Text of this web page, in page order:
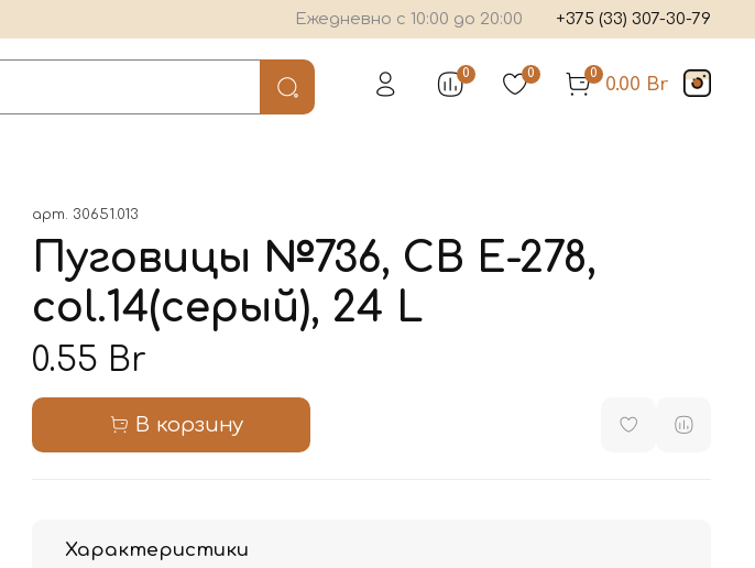
Ежедневно с 10:00 до 20:00 +375 (33) 307-30-79
0 0 0
0.00 Br
арт. 30651.013
Пуговицы №736, CB E-278,
col.14(серый), 24 L
0.55 Br
В корзину
Характеристики